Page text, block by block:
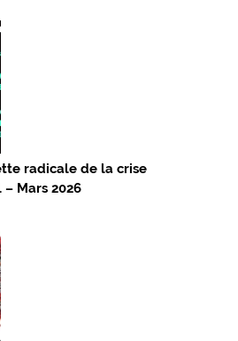
radicale de la crise
Mars 2026